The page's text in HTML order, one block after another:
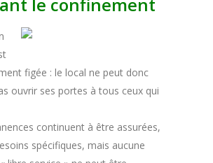
figée : le local ne peut donc
ouvrir ses portes à tous ceux qui
continuent à être assurées,
spécifiques, mais aucune